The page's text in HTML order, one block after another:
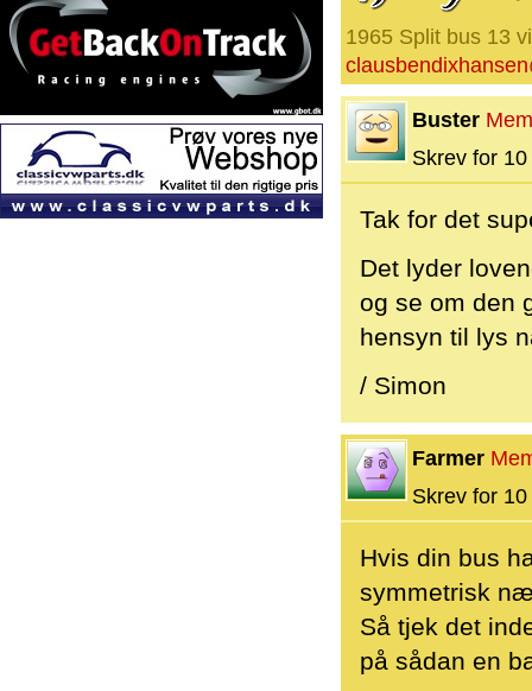
1965 Split bus 13
Buster
Skrev for
Tak for det
Det lyder
og se om den
hensyn til lys
/ Simon
Farmer
Skrev for
Hvis din bus
symmetrisk
Så tjek det
på sådan en